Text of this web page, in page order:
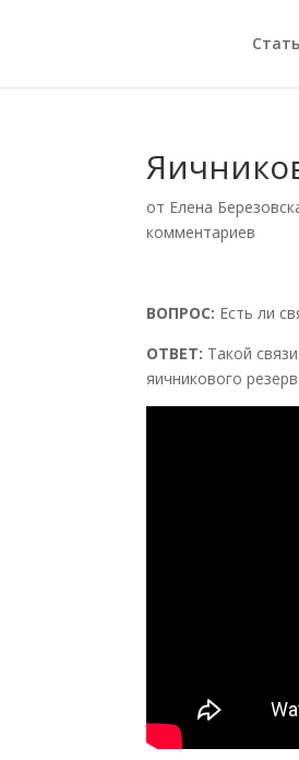
от Елена
комментариев
ВОПРОС: Есть ли
ОТВЕТ: Такой
яичникового